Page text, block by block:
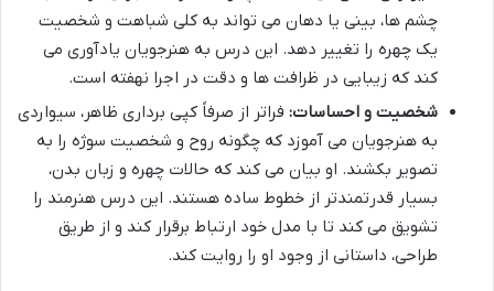
چشم ها، بینی یا دهان می تواند به کلی شباهت و شخصیت
یک چهره را تغییر دهد. این درس به هنرجویان یادآوری می
کند که زیبایی در ظرافت ها و دقت در اجرا نهفته است.
شخصیت و احساسات: فراتر از صرفاً کپی برداری ظاهر، سیواردی
به هنرجویان می آموزد که چگونه روح و شخصیت سوژه را به
تصویر بکشند. او بیان می کند که حالات چهره و زبان بدن،
بسیار قدرتمندتر از خطوط ساده هستند. این درس هنرمند را
تشویق می کند تا با مدل خود ارتباط برقرار کند و از طریق
طراحی، داستانی از وجود او را روایت کند.